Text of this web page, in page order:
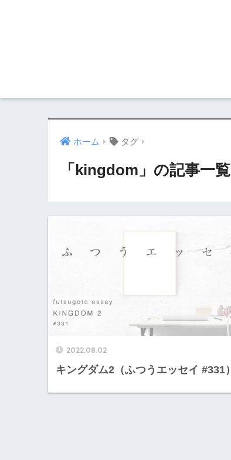
ホーム タグ
「kingdom」の記事一覧
2022.08.02
キングダム2（ふつうエッセイ #331）